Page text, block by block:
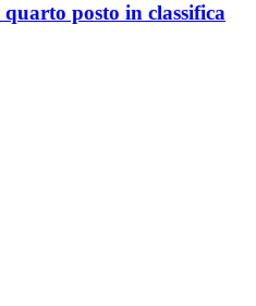
posto in classifica